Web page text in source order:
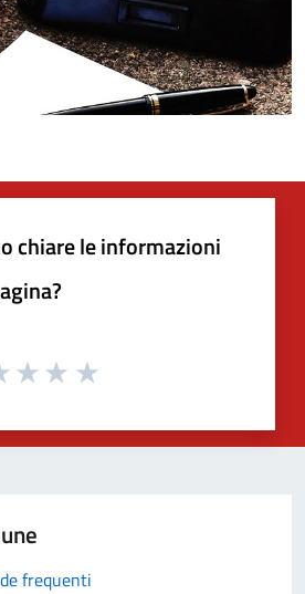
chiare le informazioni
frequenti